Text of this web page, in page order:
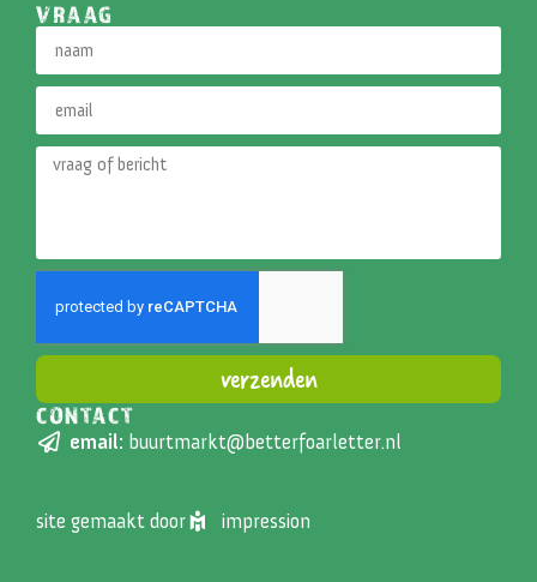
VRAAG
verzenden
Alternative:
CONTACT
email: buurtmarkt@betterfoarletter.nl
site gemaakt door impression